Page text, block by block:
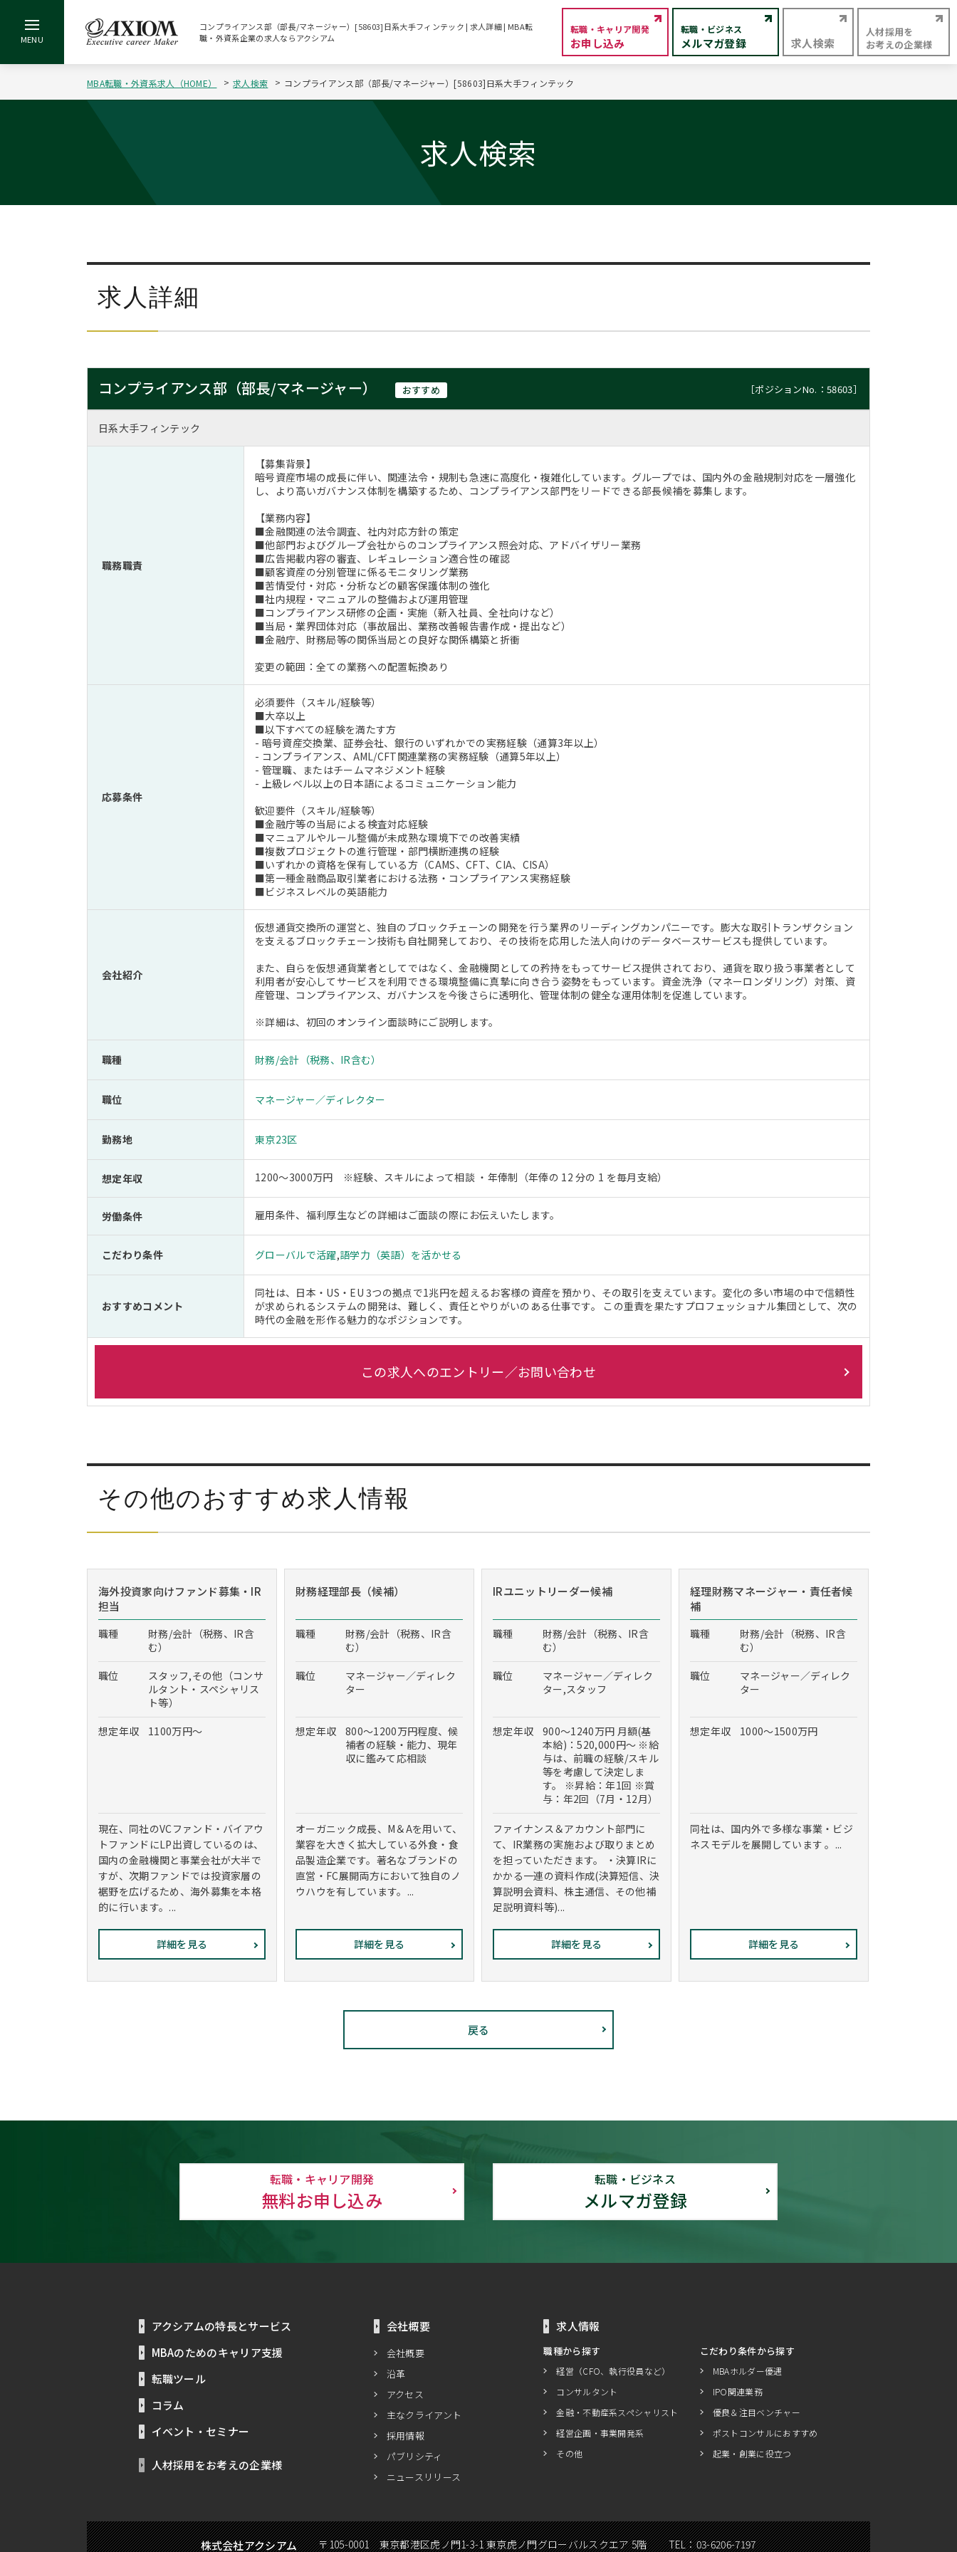
コンプライアンス部（部長/マネージャー）[58603]日系大手フィンテック | 求人詳細 | MBA転
職・外資系企業の求人ならアクシアム
転職・キャリア開発
お申し込み
転職・ビジネス
メルマガ登録 求人検索
人材採用を
お考えの企業様
MBA転職・外資系求人（HOME） 求人検索 コンプライアンス部（部長/マネージャー）[58603]日系大手フィンテック
求人検索
求人詳細
コンプライアンス部（部長/マネージャー） おすすめ ［ポジションNo.：58603］
日系大手フィンテック
職務職責
【募集背景】
暗号資産市場の成長に伴い、関連法令・規制も急速に高度化・複雑化しています。グループでは、国内外の金融規制対応を一層強化
し、より高いガバナンス体制を構築するため、コンプライアンス部門をリードできる部長候補を募集します。
【業務内容】
■金融関連の法令調査、社内対応方針の策定
■他部門およびグループ会社からのコンプライアンス照会対応、アドバイザリー業務
■広告掲載内容の審査、レギュレーション適合性の確認
■顧客資産の分別管理に係るモニタリング業務
■苦情受付・対応・分析などの顧客保護体制の強化
■社内規程・マニュアルの整備および運用管理
■コンプライアンス研修の企画・実施（新入社員、全社向けなど）
■当局・業界団体対応（事故届出、業務改善報告書作成・提出など）
■金融庁、財務局等の関係当局との良好な関係構築と折衝
変更の範囲：全ての業務への配置転換あり
応募条件
必須要件（スキル/経験等）
■大卒以上
■以下すべての経験を満たす方
- 暗号資産交換業、証券会社、銀行のいずれかでの実務経験（通算3年以上）
- コンプライアンス、AML/CFT関連業務の実務経験（通算5年以上）
- 管理職、またはチームマネジメント経験
- 上級レベル以上の日本語によるコミュニケーション能力
歓迎要件（スキル/経験等）
■金融庁等の当局による検査対応経験
■マニュアルやルール整備が未成熟な環境下での改善実績
■複数プロジェクトの進行管理・部門横断連携の経験
■いずれかの資格を保有している方（CAMS、CFT、CIA、CISA）
■第一種金融商品取引業者における法務・コンプライアンス実務経験
■ビジネスレベルの英語能力
会社紹介
仮想通貨交換所の運営と、独自のブロックチェーンの開発を行う業界のリーディングカンパニーです。膨大な取引トランザクション
を支えるブロックチェーン技術も自社開発しており、その技術を応用した法人向けのデータベースサービスも提供しています。
また、自らを仮想通貨業者としてではなく、金融機関としての矜持をもってサービス提供されており、通貨を取り扱う事業者として
利用者が安心してサービスを利用できる環境整備に真摯に向き合う姿勢をもっています。資金洗浄（マネーロンダリング）対策、資
産管理、コンプライアンス、ガバナンスを今後さらに透明化、管理体制の健全な運用体制を促進しています。
※詳細は、初回のオンライン面談時にご説明します。
職種 財務/会計（税務、IR含む）
職位 マネージャー／ディレクター
勤務地 東京23区
想定年収 1200～3000万円 ※経験、スキルによって相談 ・年俸制（年俸の 12 分の 1 を毎月支給）
労働条件 雇用条件、福利厚生などの詳細はご面談の際にお伝えいたします。
こだわり条件 グローバルで活躍,語学力（英語）を活かせる
おすすめコメント
同社は、日本・US・EU 3つの拠点で1兆円を超えるお客様の資産を預かり、その取引を支えています。変化の多い市場の中で信頼性
が求められるシステムの開発は、難しく、責任とやりがいのある仕事です。 この重責を果たすプロフェッショナル集団として、次の
時代の金融を形作る魅力的なポジションです。
この求人へのエントリー／お問い合わせ
その他のおすすめ求人情報
海外投資家向けファンド募集・IR
担当
職種
財務/会計（税務、IR含
む）
職位
スタッフ,その他（コンサ
ルタント・スペシャリス
ト等）
想定年収
1100万円～
現在、同社のVCファンド・バイアウ
トファンドにLP出資しているのは、
国内の金融機関と事業会社が大半で
すが、次期ファンドでは投資家層の
裾野を広げるため、海外募集を本格
的に行います。...
詳細を見る
財務経理部長（候補）
職種
財務/会計（税務、IR含
む）
職位
マネージャー／ディレク
ター
想定年収
800～1200万円程度、候
補者の経験・能力、現年
収に鑑みて応相談
オーガニック成長、M＆Aを用いて、
業容を大きく拡大している外食・食
品製造企業です。著名なブランドの
直営・FC展開両方において独自のノ
ウハウを有しています。...
詳細を見る
IRユニットリーダー候補
職種
財務/会計（税務、IR含
む）
職位
マネージャー／ディレク
ター,スタッフ
想定年収
900～1240万円 月額(基
本給)：520,000円～ ※給
与は、前職の経験/スキル
等を考慮して決定しま
す。 ※昇給：年1回 ※賞
与：年2回（7月・12月）
ファイナンス＆アカウント部門に
て、IR業務の実施および取りまとめ
を担っていただきます。 ・決算IRに
かかる一連の資料作成(決算短信、決
算説明会資料、株主通信、その他補
足説明資料等)...
詳細を見る
経理財務マネージャー・責任者候
補
職種
財務/会計（税務、IR含
む）
職位
マネージャー／ディレク
ター
想定年収 1000～1500万円
同社は、国内外で多様な事業・ビジ
ネスモデルを展開しています 。...
詳細を見る
戻る
転職・キャリア開発
無料お申し込み
転職・ビジネス
メルマガ登録
アクシアムの特長とサービス
MBAのためのキャリア支援
転職ツール
コラム
イベント・セミナー
人材採用をお考えの企業様
会社概要
会社概要
沿革
アクセス
主なクライアント
採用情報
パブリシティ
ニュースリリース
求人情報
職種から探す
経営（CFO、執行役員など）
コンサルタント
金融・不動産系スペシャリスト
経営企画・事業開発系
その他
こだわり条件から探す
MBAホルダー優遇
IPO関連業務
優良＆注目ベンチャー
ポストコンサルにおすすめ
起業・創業に役立つ
株式会社アクシアム 〒105-0001 東京都港区虎ノ門1-3-1 東京虎ノ門グローバルスクエア 5階 TEL：03-6206-7197